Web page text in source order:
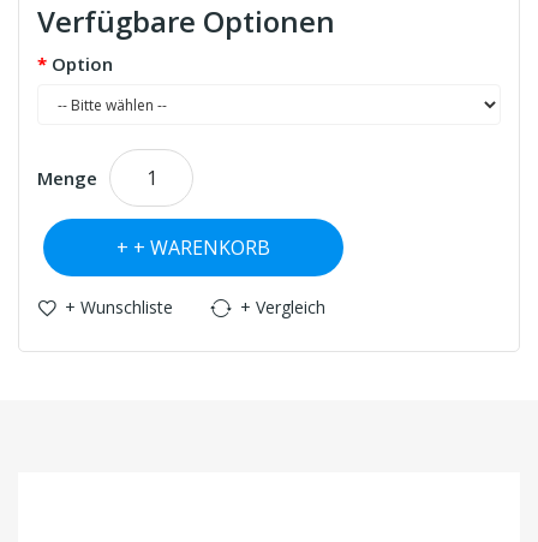
Verfügbare Optionen
Option
Menge
+ WARENKORB
+ Wunschliste + Vergleich